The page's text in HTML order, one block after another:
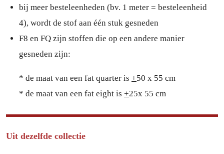
bij meer besteleenheden (bv. 1 meter = besteleenheid
4), wordt de stof aan één stuk gesneden
F8 en FQ zijn stoffen die op een andere manier
gesneden zijn:
* de maat van een fat quarter is +50 x 55 cm
* de maat van een fat eight is +25x 55 cm
Uit dezelfde collectie